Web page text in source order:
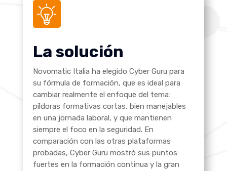
La solución
Novomatic Italia ha elegido Cyber Guru para
su fórmula de formación, que es ideal para
cambiar realmente el enfoque del tema:
píldoras formativas cortas, bien manejables
en una jornada laboral, y que mantienen
siempre el foco en la seguridad. En
comparación con las otras plataformas
probadas, Cyber Guru mostró sus puntos
fuertes en la formación continua y la gran